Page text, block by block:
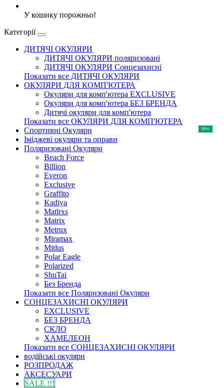
У кошику порожньо!
Категорії
ДИТЯЧІ ОКУЛЯРИ
ДИТЯЧІ ОКУЛЯРИ поляризовані
ДИТЯЧІ ОКУЛЯРИ Сонцезахисні
Показати все ДИТЯЧІ ОКУЛЯРИ
ОКУЛЯРИ ДЛЯ КОМП'ЮТЕРА
Окуляри для комп'ютера EXCLUSIVE
Окуляри для комп'ютера БЕЗ БРЕНДА
Дитячі окуляри для комп'ютера
Показати все ОКУЛЯРИ ДЛЯ КОМП'ЮТЕРА
Спортивні Окуляри
Іміджеві окуляри та оправи
Поляризовані Окуляри
Beach Force
Billion
Everon
Exclusive
Graffito
Kadiya
Matlrxs
Matrix
Metrux
Miramax
Mitlus
Polar Eagle
Polarized
ShuTai
Без Бренда
Показати все Поляризовані Окуляри
СОНЦЕЗАХИСНІ ОКУЛЯРИ
EXCLUSIVE
БЕЗ БРЕНДА
СКЛО
ХАМЕЛЕОН
Показати все СОНЦЕЗАХИСНІ ОКУЛЯРИ
водійські окуляри
РОЗПРОДАЖ
АКСЕСУАРИ
SALE !!!